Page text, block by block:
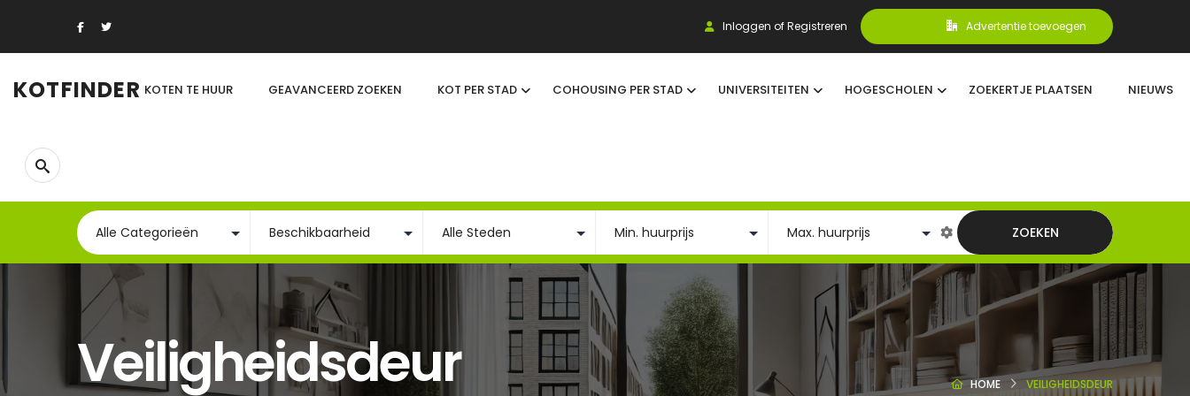
Inloggen of Registreren Advertentie toevoegen
KOTFINDER KOTEN TE HUUR GEAVANCEERD ZOEKEN KOT PER STAD COHOUSING PER STAD UNIVERSITEITEN HOGESCHOLEN ZOEKERTJE PLAATSEN NIEUWS
ZOEKEN
Veiligheidsdeur HOME VEILIGHEIDSDEUR